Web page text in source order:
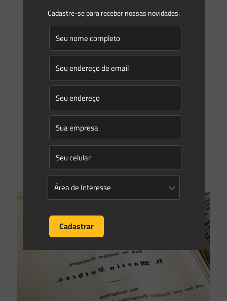
no âmbito do Programa[…]
Newsletter Saes Advogados – 135 | Florestal
leitores, Na Newsletter desta semana abordamos temas
relacionados ao setor Florestal. Em “Fique por dentro das
novas regras de compensação em Santa Catarina”
apresentamos[…]
0 Read more
Cadastre-se para receber nossas novidades.